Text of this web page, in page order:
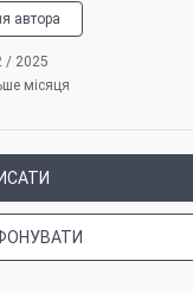
автора
/ 2025
місяця